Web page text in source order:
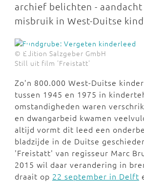
archief belichten -
misbruik in West-Duitse
© Edition Salzgeber GmbH
Still uit film 'Freistatt'
Zo'n 800.000 West-Duitse
tussen 1945 en 1975 in
omstandigheden waren
en dwangarbeid kwamen
altijd vormt dit leed een
bladzijde in de Duitse
'Freistatt' van regisseur Marc
2015 wil daar verandering in
draait op 22 september in Delft